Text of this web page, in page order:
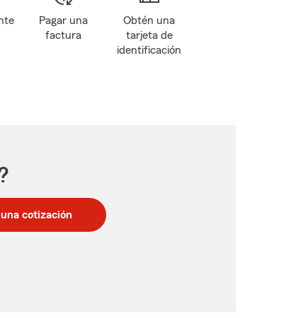
Pagar una
factura
Obtén una
tarjeta de
identificación
cotización